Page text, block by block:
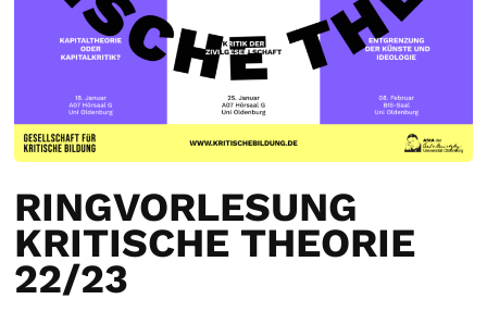
RINGVORLESUNG
KRITISCHE THEORIE
22/23